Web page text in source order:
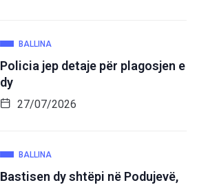
BALLINA
Policia jep detaje për plagosjen e
dy
27/07/2026
BALLINA
Bastisen dy shtëpi në Podujevë,